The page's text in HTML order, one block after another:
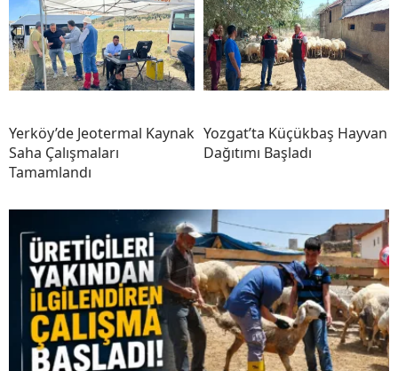
Yerköy’de Jeotermal Kaynak
Saha Çalışmaları
Tamamlandı
Yozgat’ta Küçükbaş Hayvan
Dağıtımı Başladı